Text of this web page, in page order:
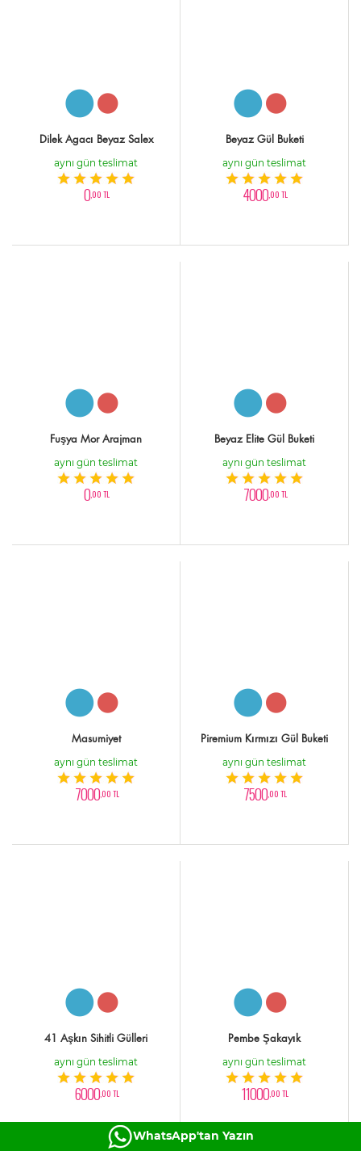
Dilek Agacı Beyaz Salex
aynı gün teslimat
0,00 TL
Beyaz Gül Buketi
aynı gün teslimat
4000,00 TL
Fuşya Mor Arajman
aynı gün teslimat
0,00 TL
Beyaz Elite Gül Buketi
aynı gün teslimat
7000,00 TL
Masumiyet
aynı gün teslimat
7000,00 TL
Piremium Kırmızı Gül Buketi
aynı gün teslimat
7500,00 TL
41 Aşkın Sihitli Gülleri
aynı gün teslimat
6000,00 TL
Pembe Şakayık
aynı gün teslimat
11000,00 TL
WhatsApp'tan Yazın